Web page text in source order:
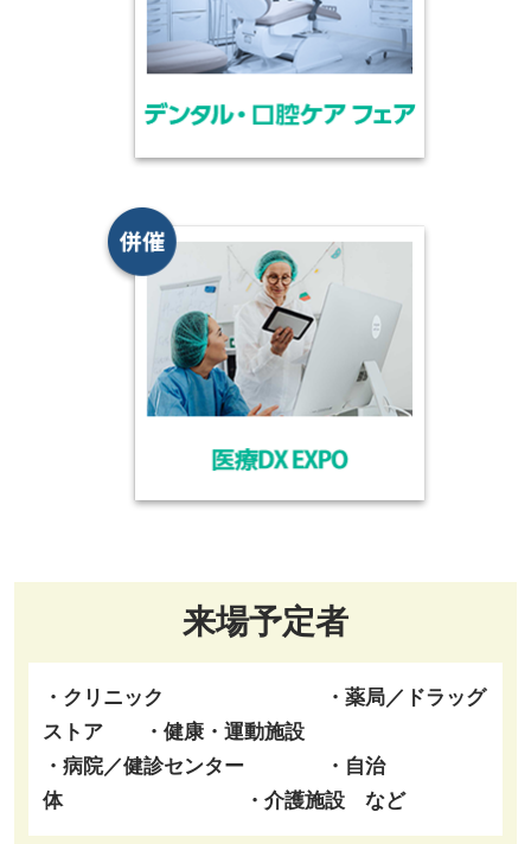
来場予定者
・クリニック ・薬局／ドラッグ
ストア ・健康・運動施設
・病院／健診センター ・自治
体 ・介護施設 など